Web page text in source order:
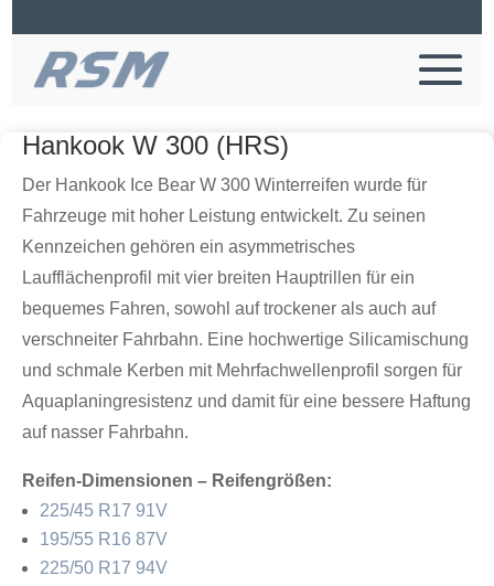
Hankook W 300 (HRS)
Der Hankook Ice Bear W 300 Winterreifen wurde für
Fahrzeuge mit hoher Leistung entwickelt. Zu seinen
Kennzeichen gehören ein asymmetrisches
Laufflächenprofil mit vier breiten Hauptrillen für ein
bequemes Fahren, sowohl auf trockener als auch auf
verschneiter Fahrbahn. Eine hochwertige Silicamischung
und schmale Kerben mit Mehrfachwellenprofil sorgen für
Aquaplaningresistenz und damit für eine bessere Haftung
auf nasser Fahrbahn.
Reifen-Dimensionen – Reifengrößen:
225/45 R17 91V
195/55 R16 87V
225/50 R17 94V